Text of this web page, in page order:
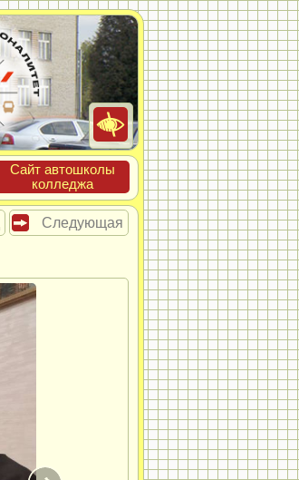
Сайт ав­тошко­лы
кол­леджа
Следующая